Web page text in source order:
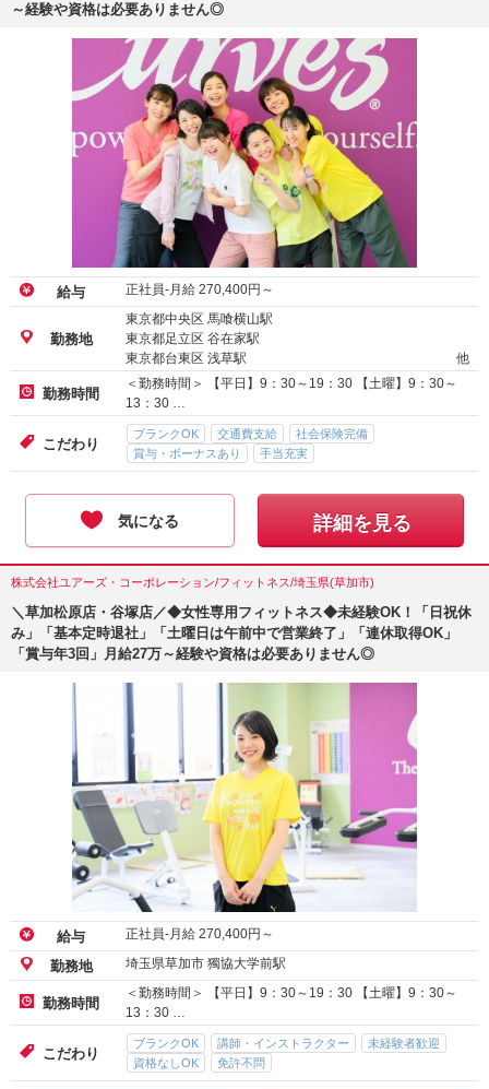
～経験や資格は必要ありません◎
給与 正社員-月給 270,400円～
勤務地
東京都中央区 馬喰横山駅
東京都足立区 谷在家駅
東京都台東区 浅草駅
他
勤務時間
＜勤務時間＞ 【平日】9：30～19：30 【土曜】9：30～
13：30 …
こだわり
ブランクOK 交通費支給
社会保険完備
賞与・ボーナスあり
手当充実
気になる 詳細を見る
株式会社ユアーズ・コーポレーション/フィットネス/埼玉県(草加市)
＼草加松原店・谷塚店／◆女性専用フィットネス◆未経験OK！「日祝休
み」「基本定時退社」「土曜日は午前中で営業終了」「連休取得OK」
「賞与年3回」月給27万～経験や資格は必要ありません◎
給与 正社員-月給 270,400円～
勤務地 埼玉県草加市 獨協大学前駅
勤務時間
＜勤務時間＞ 【平日】9：30～19：30 【土曜】9：30～
13：30 …
こだわり
ブランクOK 講師・インストラクター
未経験者歓迎
資格なしOK
免許不問